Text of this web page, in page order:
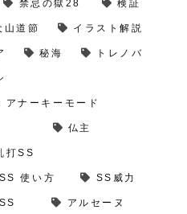
禁忌の獄28 検証
山道節 イラスト解説
秘海 トレノバ
アナーキーモード
仏主
打SS
使い方 SS威力
アルセーヌ